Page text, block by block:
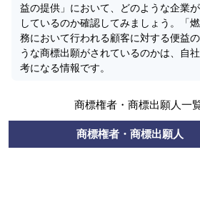
益の提供」において、どのような企業
しているのか確認してみましょう。「
務において行われる顧客に対する便益
うな商標出願がされているのかは、自
考になる情報です。
商標権者・商標出願人一
商標権者・商標出願人